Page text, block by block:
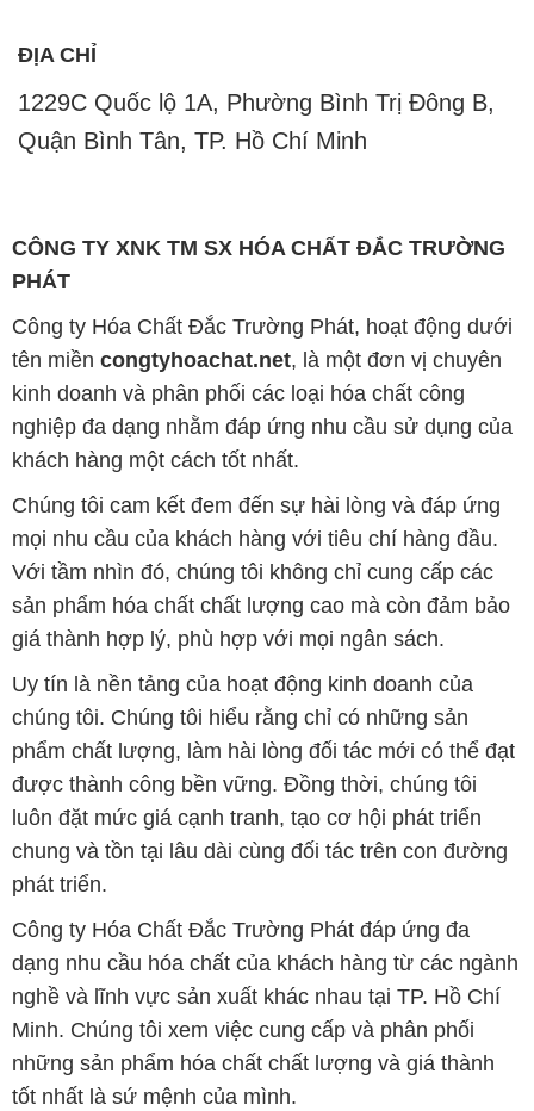
ĐỊA CHỈ
1229C Quốc lộ 1A, Phường Bình Trị Đông B,
Quận Bình Tân, TP. Hồ Chí Minh
CÔNG TY XNK TM SX HÓA CHẤT ĐẮC TRƯỜNG
PHÁT
Công ty Hóa Chất Đắc Trường Phát, hoạt động dưới
tên miền congtyhoachat.net, là một đơn vị chuyên
kinh doanh và phân phối các loại hóa chất công
nghiệp đa dạng nhằm đáp ứng nhu cầu sử dụng của
khách hàng một cách tốt nhất.
Chúng tôi cam kết đem đến sự hài lòng và đáp ứng
mọi nhu cầu của khách hàng với tiêu chí hàng đầu.
Với tầm nhìn đó, chúng tôi không chỉ cung cấp các
sản phẩm hóa chất chất lượng cao mà còn đảm bảo
giá thành hợp lý, phù hợp với mọi ngân sách.
Uy tín là nền tảng của hoạt động kinh doanh của
chúng tôi. Chúng tôi hiểu rằng chỉ có những sản
phẩm chất lượng, làm hài lòng đối tác mới có thể đạt
được thành công bền vững. Đồng thời, chúng tôi
luôn đặt mức giá cạnh tranh, tạo cơ hội phát triển
chung và tồn tại lâu dài cùng đối tác trên con đường
phát triển.
Công ty Hóa Chất Đắc Trường Phát đáp ứng đa
dạng nhu cầu hóa chất của khách hàng từ các ngành
nghề và lĩnh vực sản xuất khác nhau tại TP. Hồ Chí
Minh. Chúng tôi xem việc cung cấp và phân phối
những sản phẩm hóa chất chất lượng và giá thành
tốt nhất là sứ mệnh của mình.